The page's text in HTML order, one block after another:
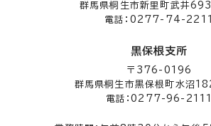
群馬県桐生市新里町武井693
電話：0277-74-2211
黒保根支所
〒376-0196
群馬県桐生市黒保根町水沼
電話：0277-96-2111